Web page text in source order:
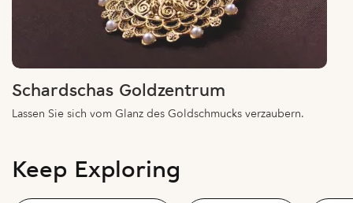
Schardschas Goldzentrum
Lassen Sie sich vom Glanz des Goldschmucks verzaubern.
Keep Exploring